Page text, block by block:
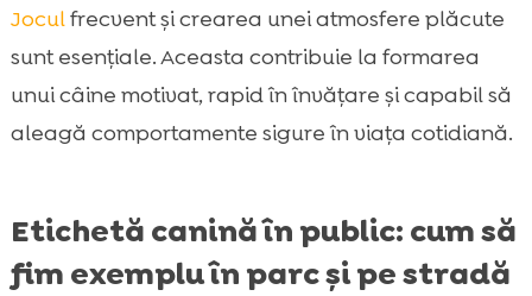
Joculfrecvent și crearea unei atmosfere plăcute
sunt esențiale. Aceasta contribuie la formarea
unui câine motivat, rapid în învățare și capabil să
aleagă comportamente sigure în viața cotidiană.
Etichetă canină în public: cum să
fim exemplu în parc și pe stradă